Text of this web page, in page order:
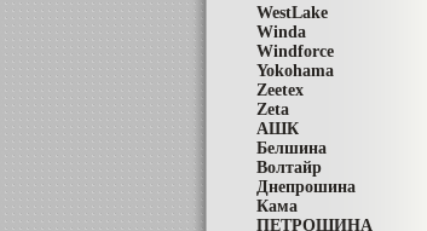
WestLake
Winda
Windforce
Yokohama
Zeetex
Zeta
АШК
Белшина
Волтайр
Днепрошина
Кама
ПЕТРОШИНА